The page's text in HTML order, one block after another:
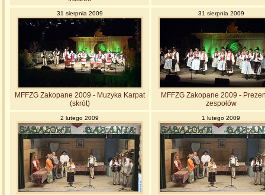
31 sierpnia 2009
MFFZG Zakopane 2009 - Muzyka Karpat
(skrót)
31 sierpnia 2009
MFFZG Zakopane 2009 -
zespołów
2 lutego 2009 1 lutego 2009